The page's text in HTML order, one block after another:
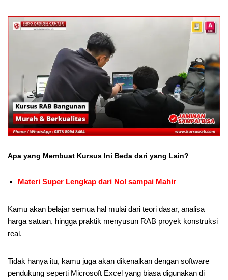
Apa yang Membuat Kursus Ini Beda dari yang Lain?
Materi Super Lengkap dari Nol sampai Mahir
Kamu akan belajar semua hal mulai dari teori dasar, analisa
harga satuan, hingga praktik menyusun RAB proyek konstruksi
real.
Tidak hanya itu, kamu juga akan dikenalkan dengan software
pendukung seperti Microsoft Excel yang biasa digunakan di